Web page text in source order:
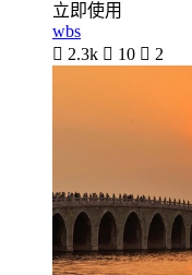
立即使用
wbs
 2.3k  10  2